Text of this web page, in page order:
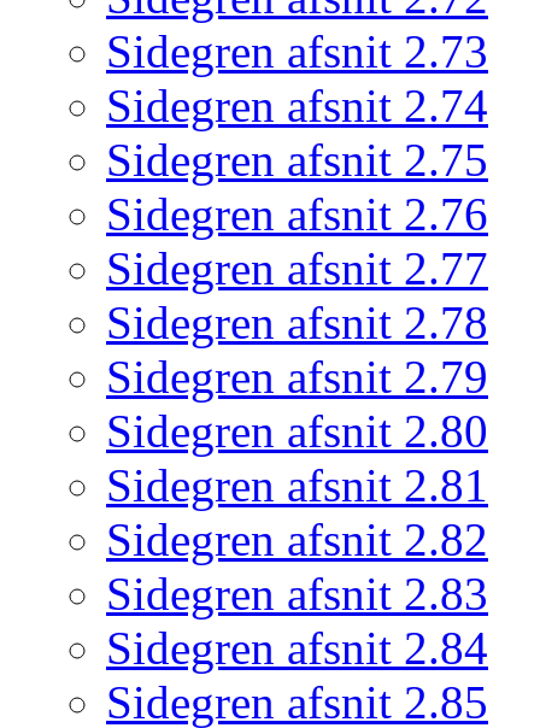
Sidegren afsnit 2.73
Sidegren afsnit 2.74
Sidegren afsnit 2.75
Sidegren afsnit 2.76
Sidegren afsnit 2.77
Sidegren afsnit 2.78
Sidegren afsnit 2.79
Sidegren afsnit 2.80
Sidegren afsnit 2.81
Sidegren afsnit 2.82
Sidegren afsnit 2.83
Sidegren afsnit 2.84
Sidegren afsnit 2.85